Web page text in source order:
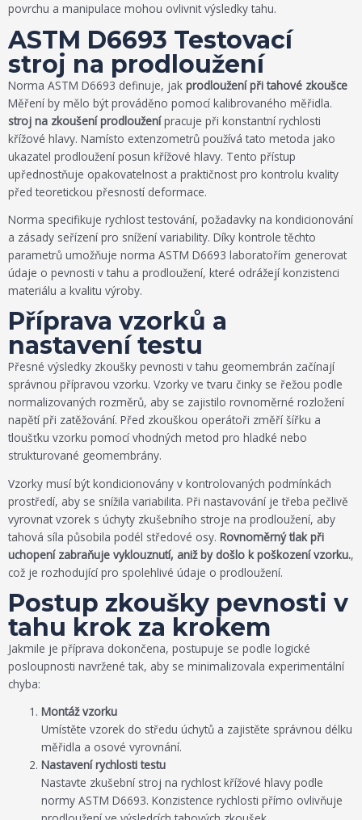
povrchu a manipulace mohou ovlivnit výsledky tahu.
ASTM D6693 Testovací
stroj na prodloužení
Norma ASTM D6693 definuje, jak prodloužení při tahové zkoušce
Měření by mělo být prováděno pomocí kalibrovaného měřidla.
stroj na zkoušení prodlouženípracuje při konstantní rychlosti
křížové hlavy. Namísto extenzometrů používá tato metoda jako
ukazatel prodloužení posun křížové hlavy. Tento přístup
upřednostňuje opakovatelnost a praktičnost pro kontrolu kvality
před teoretickou přesností deformace.
Norma specifikuje rychlost testování, požadavky na kondicionování
a zásady seřízení pro snížení variability. Díky kontrole těchto
parametrů umožňuje norma ASTM D6693 laboratořím generovat
údaje o pevnosti v tahu a prodloužení, které odrážejí konzistenci
materiálu a kvalitu výroby.
Příprava vzorků a
nastavení testu
Přesné výsledky zkoušky pevnosti v tahu geomembrán začínají
správnou přípravou vzorku. Vzorky ve tvaru činky se řežou podle
normalizovaných rozměrů, aby se zajistilo rovnoměrné rozložení
napětí při zatěžování. Před zkouškou operátoři změří šířku a
tloušťku vzorku pomocí vhodných metod pro hladké nebo
strukturované geomembrány.
Vzorky musí být kondicionovány v kontrolovaných podmínkách
prostředí, aby se snížila variabilita. Při nastavování je třeba pečlivě
vyrovnat vzorek s úchyty zkušebního stroje na prodloužení, aby
tahová síla působila podél středové osy. Rovnoměrný tlak při
uchopení zabraňuje vyklouznutí, aniž by došlo k poškození vzorku.,
což je rozhodující pro spolehlivé údaje o prodloužení.
Postup zkoušky pevnosti v
tahu krok za krokem
Jakmile je příprava dokončena, postupuje se podle logické
posloupnosti navržené tak, aby se minimalizovala experimentální
chyba:
Montáž vzorku
Umístěte vzorek do středu úchytů a zajistěte správnou délku
měřidla a osové vyrovnání.
Nastavení rychlosti testu
Nastavte zkušební stroj na rychlost křížové hlavy podle
normy ASTM D6693. Konzistence rychlosti přímo ovlivňuje